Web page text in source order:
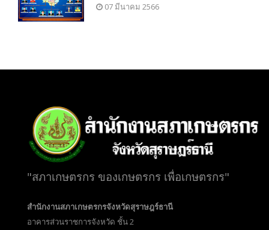
07 มีนาคม 2566
"สภาเกษตรกร ของเกษตรกร เพื่อเกษตรกร"
สำนักงานสภาเกษตรกรจังหวัดสุราษฎร์ธานี
อาคารส่วนราชการจังหวัด ชั้น 2